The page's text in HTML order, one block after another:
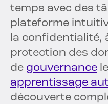
temps avec des
plateforme
la confidentialité,
protection des
de gouvernance
apprentissage
découverte